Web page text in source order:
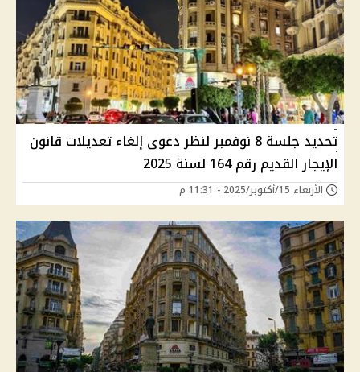
تحديد جلسة 8 نوفمبر لنظر دعوى إلغاء تعديلات قانون
الإيجار القديم رقم 164 لسنة 2025
الأربعاء 15/أكتوبر/2025 - 11:31 م